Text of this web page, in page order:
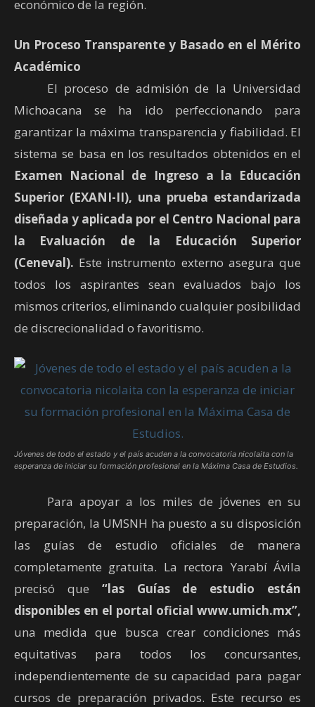
económico de la región.
Un Proceso Transparente y Basado en el Mérito
Académico
El proceso de admisión de la Universidad
Michoacana se ha ido perfeccionando para
garantizar la máxima transparencia y fiabilidad. El
sistema se basa en los resultados obtenidos en el
Examen Nacional de Ingreso a la Educación
Superior (EXANI-II), una prueba estandarizada
diseñada y aplicada por el Centro Nacional para
la Evaluación de la Educación Superior
(Ceneval). Este instrumento externo asegura que
todos los aspirantes sean evaluados bajo los
mismos criterios, eliminando cualquier posibilidad
de discrecionalidad o favoritismo.
Jóvenes de todo el estado y el país acuden a la convocatoria nicolaita con la
esperanza de iniciar su formación profesional en la Máxima Casa de Estudios.
Para apoyar a los miles de jóvenes en su
preparación, la UMSNH ha puesto a su disposición
las guías de estudio oficiales de manera
completamente gratuita. La rectora Yarabí Ávila
precisó que “las Guías de estudio están
disponibles en el portal oficial www.umich.mx”,
una medida que busca crear condiciones más
equitativas para todos los concursantes,
independientemente de su capacidad para pagar
cursos de preparación privados. Este recurso es